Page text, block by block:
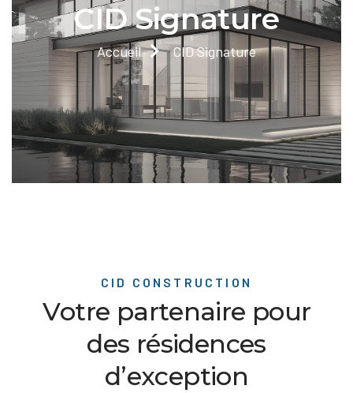
CID Signature
Accueil CID Signature
CID CONSTRUCTION
Votre partenaire pour
des résidences
d’exception